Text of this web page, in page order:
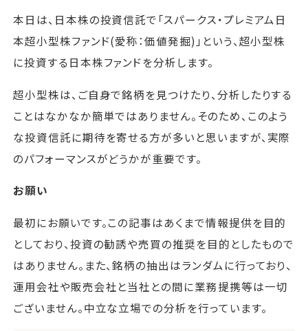
本日は、日本株の投資信託で「スパークス・プレミアム日
本超小型株ファンド(愛称：価値発掘)」という、超小型株
に投資する日本株ファンドを分析します。
超小型株は、ご自身で銘柄を見つけたり、分析したりする
ことはなかなか簡単ではありません。そのため、このよう
な投資信託に期待を寄せる方が多いと思いますが、実際
のパフォーマンスがどうかが重要です。
お願い
最初にお願いです。この記事はあくまで情報提供を目的
としており、投資の勧誘や売買の推奨を目的としたもので
はありません。また、銘柄の抽出はランダムに行っており、
運用会社や販売会社と当社との間に業務提携等は一切
ございません。中立な立場での分析を行っています。